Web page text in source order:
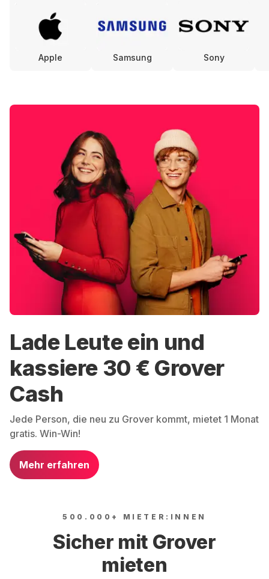
Apple Samsung Sony
Lade Leute ein und
kassiere 30 € Grover
Cash
Jede Person, die neu zu Grover kommt, mietet 1 Monat
gratis. Win-Win!
Mehr erfahren
500.000+ MIETER:INNEN
Sicher mit Grover
mieten